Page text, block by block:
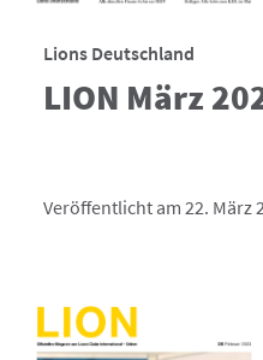
Lions Deutschland
LION März
Veröffentlicht am 22. März